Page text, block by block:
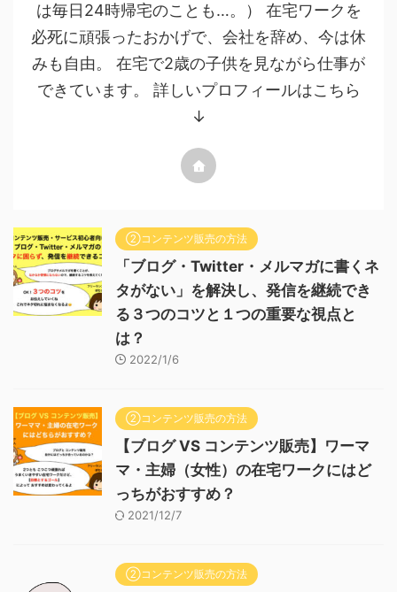
は毎日24時帰宅のことも…。） 在宅ワークを
必死に頑張ったおかげで、会社を辞め、今は休
みも自由。 在宅で2歳の子供を見ながら仕事が
できています。 詳しいプロフィールはこちら
↓
②コンテンツ販売の方法
「ブログ・Twitter・メルマガに書くネ
タがない」を解決し、発信を継続でき
る３つのコツと１つの重要な視点と
は？
2022/1/6
②コンテンツ販売の方法
【ブログ VS コンテンツ販売】ワーマ
マ・主婦（女性）の在宅ワークにはど
っちがおすすめ？
2021/12/7
②コンテンツ販売の方法